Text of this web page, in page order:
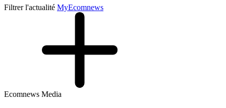
Filtrer l'actualité MyEcomnews
Ecomnews Media